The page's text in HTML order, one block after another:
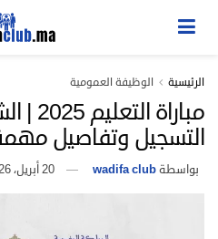
الرئيسية الوظيفة العمومية
التسجيل وتفاصيل
بواسطةwadifa club 20 أبريل، 2026